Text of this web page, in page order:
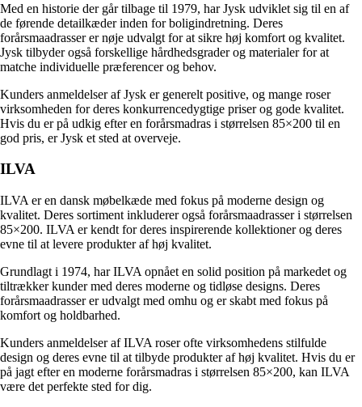
Med en historie der går tilbage til 1979, har Jysk udviklet sig til en af
de førende detailkæder inden for boligindretning. Deres
forårsmaadrasser er nøje udvalgt for at sikre høj komfort og kvalitet.
Jysk tilbyder også forskellige hårdhedsgrader og materialer for at
matche individuelle præferencer og behov.
Kunders anmeldelser af Jysk er generelt positive, og mange roser
virksomheden for deres konkurrencedygtige priser og gode kvalitet.
Hvis du er på udkig efter en forårsmadras i størrelsen 85×200 til en
god pris, er Jysk et sted at overveje.
ILVA
ILVA er en dansk møbelkæde med fokus på moderne design og
kvalitet. Deres sortiment inkluderer også forårsmaadrasser i størrelsen
85×200. ILVA er kendt for deres inspirerende kollektioner og deres
evne til at levere produkter af høj kvalitet.
Grundlagt i 1974, har ILVA opnået en solid position på markedet og
tiltrækker kunder med deres moderne og tidløse designs. Deres
forårsmaadrasser er udvalgt med omhu og er skabt med fokus på
komfort og holdbarhed.
Kunders anmeldelser af ILVA roser ofte virksomhedens stilfulde
design og deres evne til at tilbyde produkter af høj kvalitet. Hvis du er
på jagt efter en moderne forårsmadras i størrelsen 85×200, kan ILVA
være det perfekte sted for dig.